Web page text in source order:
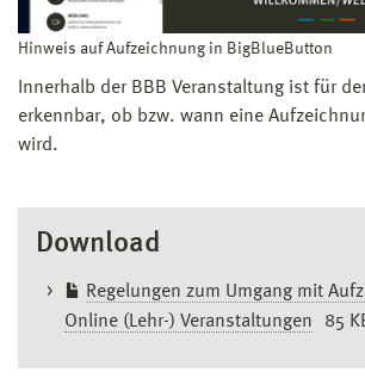
Hinweis auf Aufzeichnung in BigBlueButton
Innerhalb der BBB Veranstaltung ist für
erkennbar, ob bzw. wann eine
wird.
Download
Regelungen zum Umgang mit
Online (Lehr-) Veranstaltungen
85